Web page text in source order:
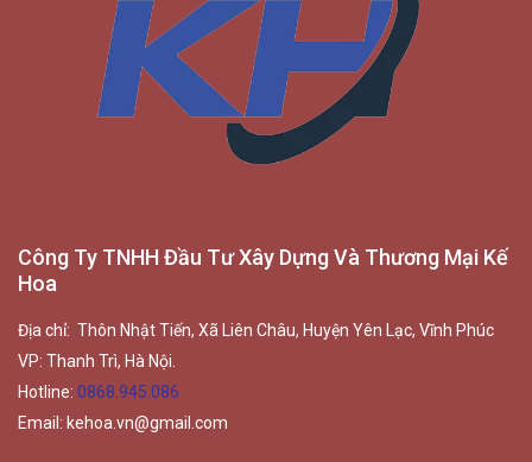
Công Ty TNHH Đầu Tư Xây Dựng Và Thương Mại Kế
Hoa
Địa chỉ: Thôn Nhật Tiến, Xã Liên Châu, Huyện Yên Lạc, Vĩnh Phúc
VP: Thanh Trì, Hà Nội.
Hotline: 0868.945.086
Email: kehoa.vn@gmail.com